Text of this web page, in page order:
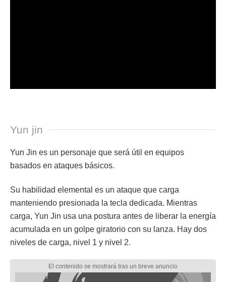
Yun jin
Yun Jin es un personaje que será útil en equipos
basados en ataques básicos.
Su habilidad elemental es un ataque que carga
manteniendo presionada la tecla dedicada. Mientras
carga, Yun Jin usa una postura antes de liberar la energía
acumulada en un golpe giratorio con su lanza. Hay dos
niveles de carga, nivel 1 y nivel 2.